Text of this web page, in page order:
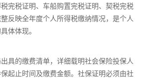
完税证明、车船购置完税证明、契税完税
反映全年度个人所得税缴纳情况，是个人
体体现。
具的缴费清单，详细载明社会保险投保人
起止时间及缴费金额。社保证明必须由社